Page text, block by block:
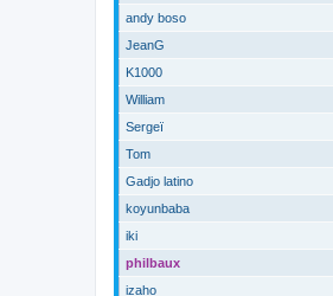
andy boso
JeanG
K1000
William
Sergeï
Tom
Gadjo latino
koyunbaba
iki
philbaux
izaho